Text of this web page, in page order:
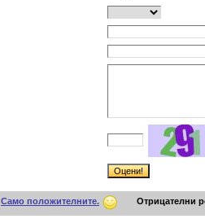
Само положителните. Отрицателни